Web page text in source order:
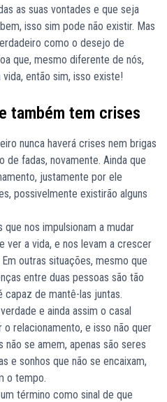
as suas vontades e que seja
isso sim pode não existir. Mas
como o desejo de
que, mesmo diferente de nós,
então sim, isso existe!
também tem crises
nunca haverá crises nem brigas
de fadas, novamente. Ainda que
justamente por ele
possivelmente existirão alguns
nos impulsionam a mudar
ver a vida, e nos levam a crescer
outras situações, mesmo que
entre duas pessoas são tão
capaz de mantê-las juntas.
e ainda assim o casal
relacionamento, e isso não quer
se amem, apenas são seres
e sonhos que não se encaixam,
o tempo.
término como sinal de que